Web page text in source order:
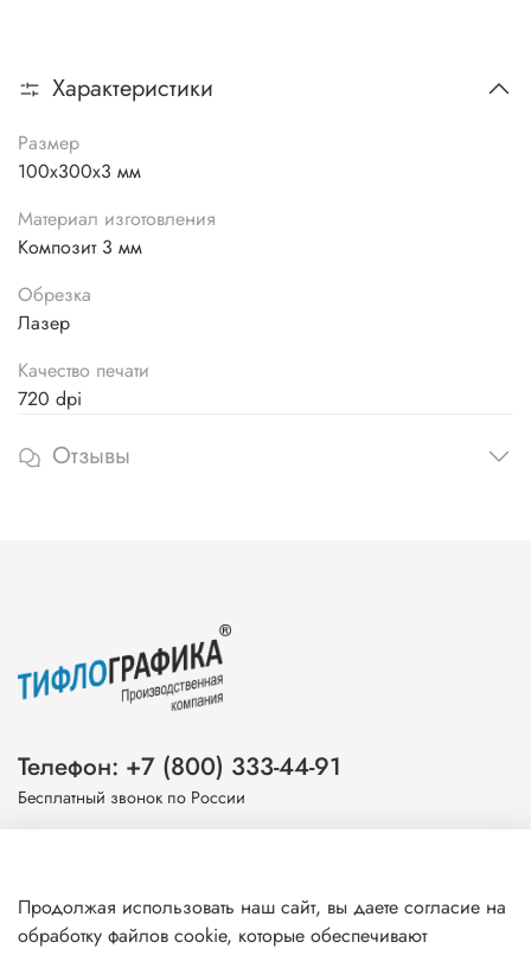
Характеристики
Размер
100х300х3 мм
Материал изготовления
Композит 3 мм
Обрезка
Лазер
Качество печати
720 dpi
Отзывы
Телефон: +7 (800) 333-44-91
Бесплатный звонок по России
Продолжая использовать наш сайт, вы даете согласие на
обработку файлов cookie, которые обеспечивают